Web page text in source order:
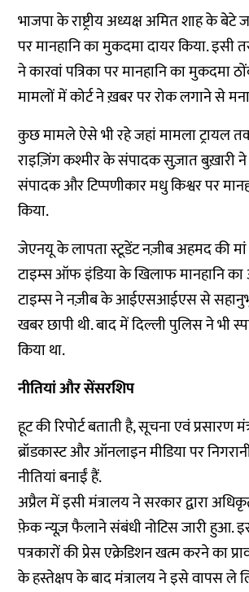
भाजपा के राष्ट्रीय अध्यक्ष अमित शाह के बेटे
पर मानहानि का मुकदमा दायर किया. इसी
ने कारवां पत्रिका पर मानहानि का मुकदमा
मामलों में कोर्ट ने ख़बर पर रोक लगाने से
कुछ मामले ऐसे भी रहे जहां मामला ट्रायल
राइज़िंग कश्मीर के संपादक सुज़ात बुख़ारी ने
संपादक और टिप्पणीकार मधु किश्वर पर
किया.
जेएनयू के लापता स्टूडेंट नज़ीब अहमद की
टाइम्स ऑफ इंडिया के खिलाफ मानहानि
टाइम्स ने नज़ीब के आईएसआईएस से
खबर छापी थी. बाद में दिल्ली पुलिस ने भी
किया था.
नीतियां और सेंसरशिप
हूट की रिपोर्ट बताती है, सूचना एवं प्रसारण
ब्रॉडकास्ट और ऑनलाइन मीडिया पर
नीतियां बनाईं हैं.
अप्रैल में इसी मंत्रालय ने सरकार द्वारा
फ़ेक न्यूज़ फैलाने संबंधी नोटिस जारी हुआ.
पत्रकारों की प्रेस एक्रेडिशन खत्म करने का
के हस्तेक्षप के बाद मंत्रालय ने इसे वापस ले